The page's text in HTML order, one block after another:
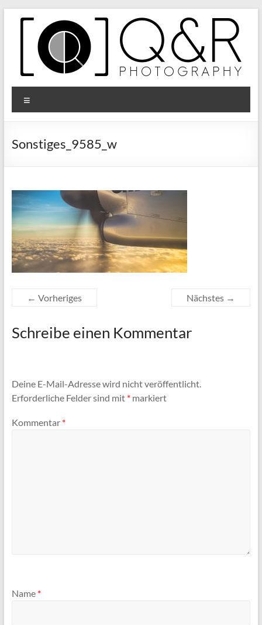
Inhalt
Q&R
Photography
Sonstiges_9585_w
← Vorheriges Nächstes →
Schreibe einen Kommentar
Deine E-Mail-Adresse wird nicht veröffentlicht.
Erforderliche Felder sind mit *markiert
Kommentar *
Name *